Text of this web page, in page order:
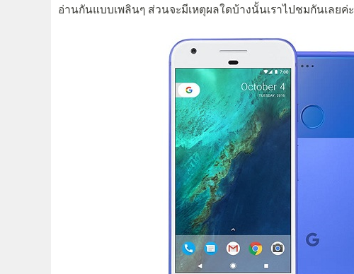
อ่านกันแบบเพลินๆ ส่วนจะมีเหตุผลใดบ้างนั้นเราไปชมกันเลยค่ะ